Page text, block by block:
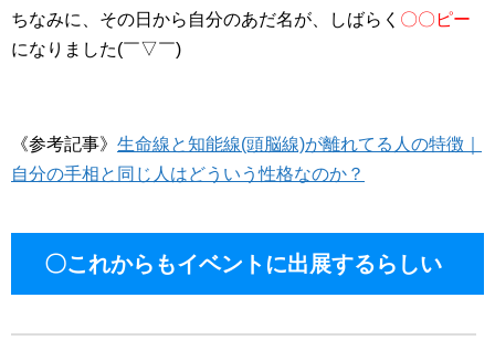
ちなみに、その日から自分のあだ名が、しばらく 〇〇ピー
になりました(￣▽￣)
《参考記事》 生命線と知能線(頭脳線)が離れてる人の特徴｜
自分の手相と同じ人はどういう性格なのか？
〇これからもイベントに出展するらしい